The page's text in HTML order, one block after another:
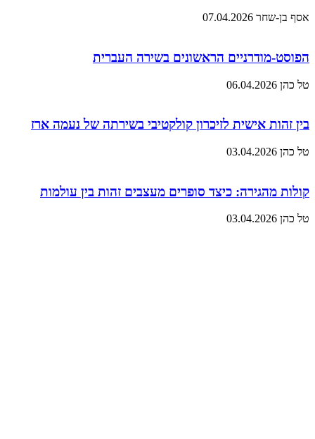
אסף בן-שחר 07.04.2026
הפוסט-מודרניים הראשונים בשירה העברית
טל כהן 06.04.2026
בין זהות אישית לזיכרון קולקטיבי בשירתה של נעמה ארז
טל כהן 03.04.2026
קולות מהגירה: כיצד סופרים מעצבים זהות בין עולמות
טל כהן 03.04.2026